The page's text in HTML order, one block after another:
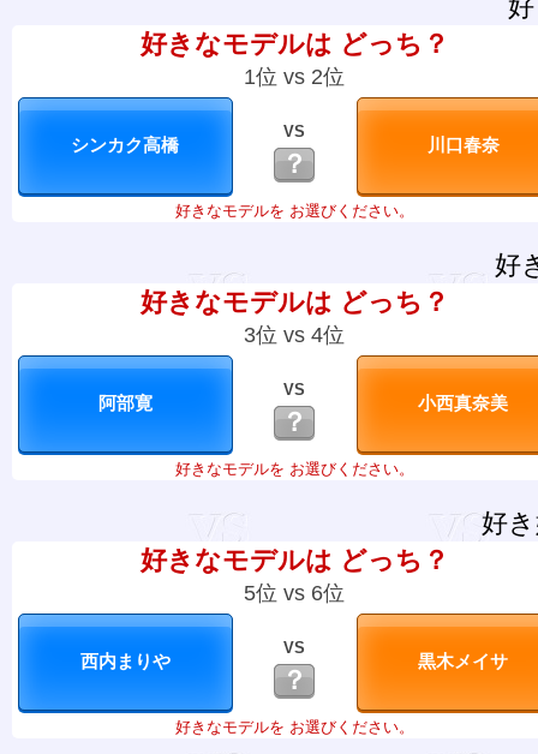
好きなモデルは どっち？
1位 vs 2位
VS
？
好きなモデルを お選びください。
好
好きなモデルは どっち？
3位 vs 4位
VS
？
好きなモデルを お選びください。
好
好きなモデルは どっち？
5位 vs 6位
VS
？
好きなモデルを お選びください。